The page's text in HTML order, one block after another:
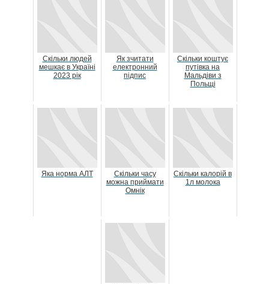
Скільки людей
мешкає в Україні
2023 рік
Як зчитати
електронний
підпис
Скільки коштує
путівка на
Мальдіви з
Польщі
Яка норма АЛТ
Скільки часу
можна приймати
Омнік
Скільки калорій в
1л молока